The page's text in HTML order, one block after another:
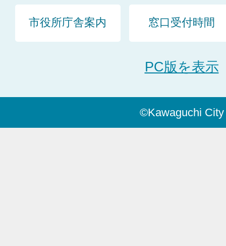
市役所庁舎案内 窓口受付時間
PC版を表示
©Kawaguchi City